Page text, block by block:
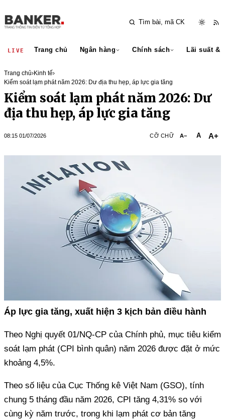
LIVE Trang chủ Ngân hàng Chính sách Lãi suất &
Trang chủ›Kinh tế›
Kiểm soát lạm phát năm 2026: Dư địa thu hẹp, áp lực gia tăng
Kiểm soát lạm phát năm 2026: Dư
địa thu hẹp, áp lực gia tăng
08:15 01/07/2026 CỠ CHỮ A− A A+
Áp lực gia tăng, xuất hiện 3 kịch bản điều hành
Theo Nghị quyết 01/NQ-CP của Chính phủ, mục tiêu kiểm
soát lạm phát (CPI bình quân) năm 2026 được đặt ở mức
khoảng 4,5%.
Theo số liệu của Cục Thống kê Việt Nam (GSO), tính
chung 5 tháng đầu năm 2026, CPI tăng 4,31% so với
cùng kỳ năm trước, trong khi lạm phát cơ bản tăng